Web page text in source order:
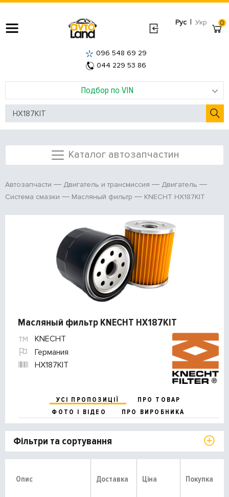
Рус | Укр
Подбор по VIN
096 548 69 29
044 229 53 86
0
Каталог автозапчастин
Автозапчасти Двигатель и трансмиссия
Двигатель
Система смазки
Масляный фильтр KNECHT HX187KIT
Масляный фильтр KNECHT HX187KIT
KNECHT
Германия
HX187KIT
УСІ ПРОПОЗИЦІЇ
ПРО ТОВАР
ФОТО І ВІДЕО
ПРО ВИРОБНИКА
Фільтри та сортування
Опис Доставка Ціна Покупка